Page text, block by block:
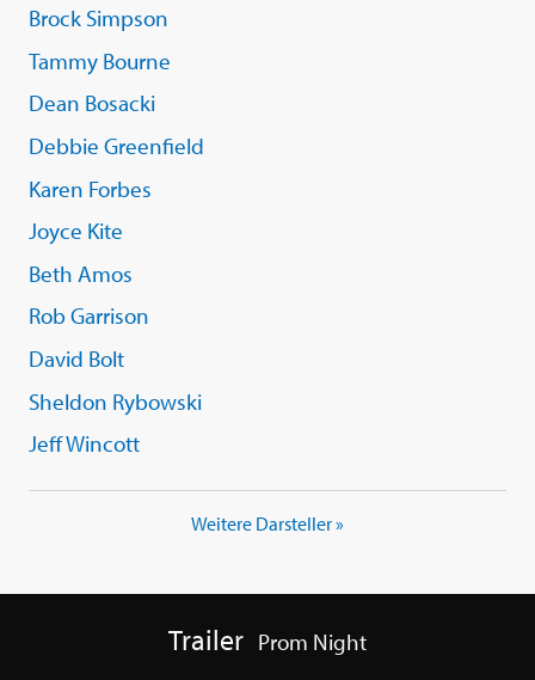
Brock Simpson
Tammy Bourne
Dean Bosacki
Debbie Greenfield
Karen Forbes
Joyce Kite
Beth Amos
Rob Garrison
David Bolt
Sheldon Rybowski
Jeff Wincott
Weitere Darsteller »
Trailer Prom Night